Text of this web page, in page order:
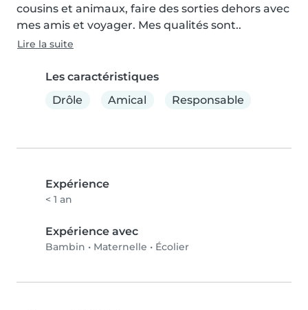
cousins et animaux, faire des sorties dehors avec
mes amis et voyager. Mes qualités sont..
Lire la suite
Les caractéristiques
Drôle
Amical Responsable
Expérience
< 1 an
Expérience avec
Bambin • Maternelle • Écolier